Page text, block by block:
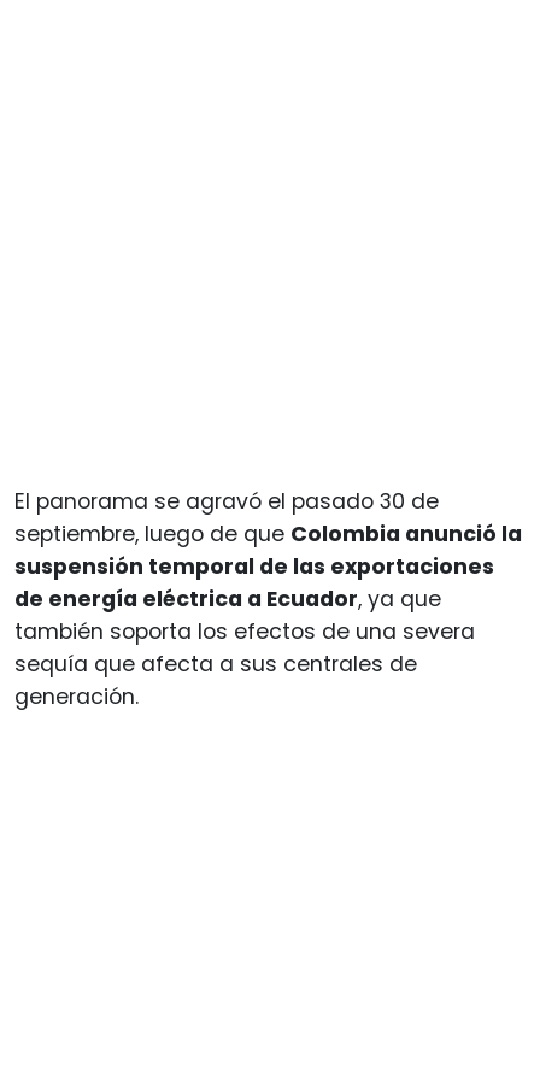
El panorama se agravó el pasado 30 de
septiembre, luego de que Colombia anunció la
suspensión temporal de las exportaciones
de energía eléctrica a Ecuador, ya que
también soporta los efectos de una severa
sequía que afecta a sus centrales de
generación.